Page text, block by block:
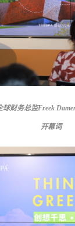
财务总监Freek
开幕词